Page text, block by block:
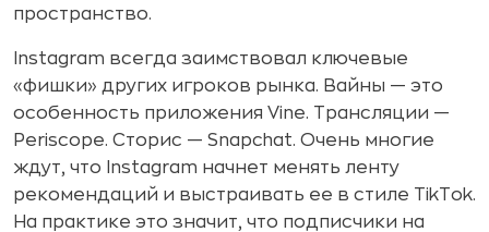
пространство.
Instagram всегда заимствовал ключевые
«фишки» других игроков рынка. Вайны — это
особенность приложения Vine. Трансляции —
Periscope. Сторис — Snapchat. Очень многие
ждут, что Instagram начнет менять ленту
рекомендаций и выстраивать ее в стиле TikTok.
На практике это значит, что подписчики на